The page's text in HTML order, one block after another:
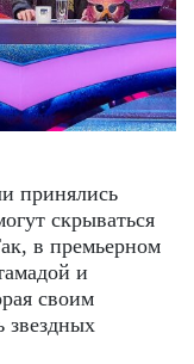
принялись
скрываться
в премьерном
и
своим
звездных